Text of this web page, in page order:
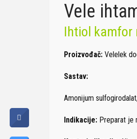
Vele
Ihtiol kamfor
Proizvođač: Velelek
Sastav:
Amonijum
Indikacije: Preparat je